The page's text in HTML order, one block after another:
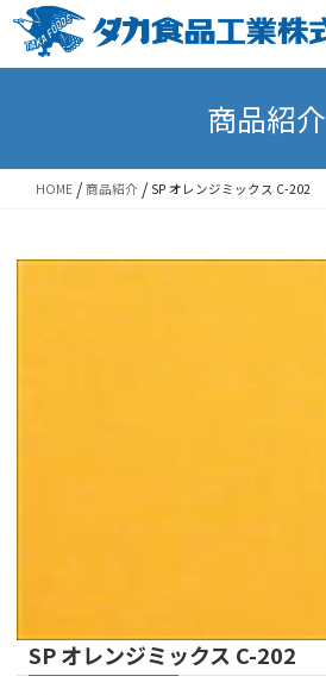
Skip
Skip
商品紹介
HOME /商品紹介 / SP オレンジミックス C-202
SP オレンジミックス C-202